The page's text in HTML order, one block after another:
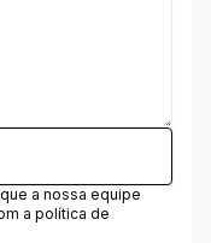
a nossa equipe
a política de